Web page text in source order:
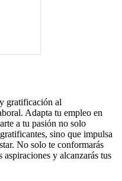
gratificación al
Adapta tu empleo en
a tu pasión no solo
sino que impulsa
No solo te conformarás
y alcanzarás tus